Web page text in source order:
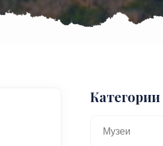
Категории
Музеи